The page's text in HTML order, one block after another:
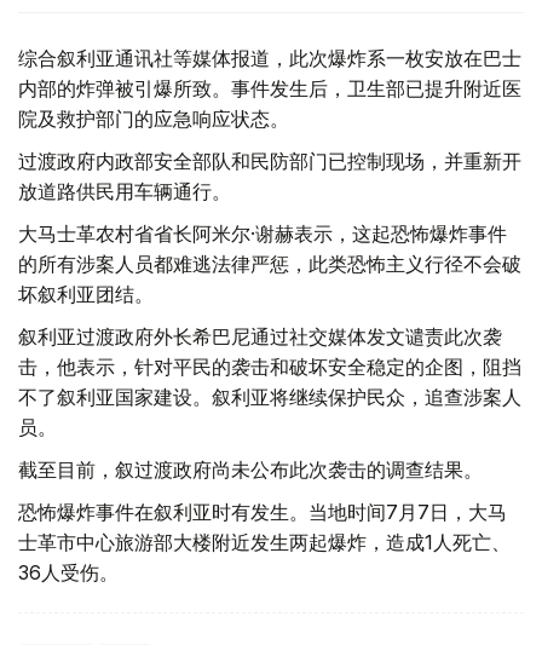
综合叙利亚通讯社等媒体报道，此次爆炸系一枚安放在巴士
内部的炸弹被引爆所致。事件发生后，卫生部已提升附近医
院及救护部门的应急响应状态。
过渡政府内政部安全部队和民防部门已控制现场，并重新开
放道路供民用车辆通行。
大马士革农村省省长阿米尔·谢赫表示，这起恐怖爆炸事件
的所有涉案人员都难逃法律严惩，此类恐怖主义行径不会破
坏叙利亚团结。
叙利亚过渡政府外长希巴尼通过社交媒体发文谴责此次袭
击，他表示，针对平民的袭击和破坏安全稳定的企图，阻挡
不了叙利亚国家建设。叙利亚将继续保护民众，追查涉案人
员。
截至目前，叙过渡政府尚未公布此次袭击的调查结果。
恐怖爆炸事件在叙利亚时有发生。当地时间7月7日，大马
士革市中心旅游部大楼附近发生两起爆炸，造成1人死亡、
36人受伤。